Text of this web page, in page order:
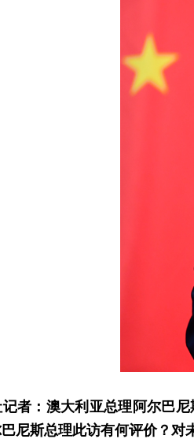
者：澳大利亚总理阿尔巴
尼斯总理此访有何评价？对